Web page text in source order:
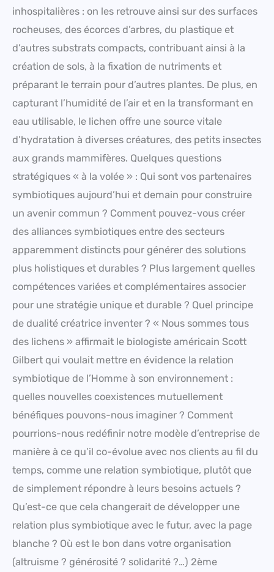
inhospitalières : on les retrouve ainsi sur des surfaces
rocheuses, des écorces d’arbres, du plastique et
d’autres substrats compacts, contribuant ainsi à la
création de sols, à la fixation de nutriments et
préparant le terrain pour d’autres plantes. De plus, en
capturant l’humidité de l’air et en la transformant en
eau utilisable, le lichen offre une source vitale
d’hydratation à diverses créatures, des petits insectes
aux grands mammifères. Quelques questions
stratégiques « à la volée » : Qui sont vos partenaires
symbiotiques aujourd’hui et demain pour construire
un avenir commun ? Comment pouvez-vous créer
des alliances symbiotiques entre des secteurs
apparemment distincts pour générer des solutions
plus holistiques et durables ? Plus largement quelles
compétences variées et complémentaires associer
pour une stratégie unique et durable ? Quel principe
de dualité créatrice inventer ? « Nous sommes tous
des lichens » affirmait le biologiste américain Scott
Gilbert qui voulait mettre en évidence la relation
symbiotique de l’Homme à son environnement :
quelles nouvelles coexistences mutuellement
bénéfiques pouvons-nous imaginer ? Comment
pourrions-nous redéfinir notre modèle d’entreprise de
manière à ce qu’il co-évolue avec nos clients au fil du
temps, comme une relation symbiotique, plutôt que
de simplement répondre à leurs besoins actuels ?
Qu’est-ce que cela changerait de développer une
relation plus symbiotique avec le futur, avec la page
blanche ? Où est le bon dans votre organisation
(altruisme ? générosité ? solidarité ?…) 2ème